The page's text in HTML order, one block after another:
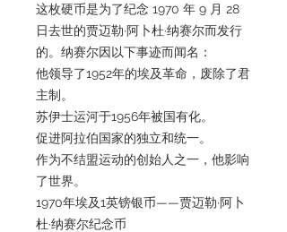
这枚硬币是为了纪念 1970 年 9 月 28
日去世的贾迈勒·阿卜杜·纳赛尔而发行
的。纳赛尔因以下事迹而闻名：
他领导了1952年的埃及革命，废除了君
主制。
苏伊士运河于1956年被国有化。
促进阿拉伯国家的独立和统一。
作为不结盟运动的创始人之一，他影响
了世界。
1970年埃及1英镑银币——贾迈勒·阿卜
杜·纳赛尔纪念币